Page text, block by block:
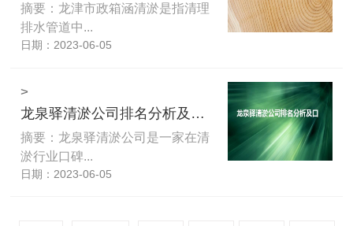
摘要：龙津市政箱涵清淤是指清理
排水管道中...
日期：2023-06-05
>
龙泉驿清淤公司排名分析及口碑测评
摘要：龙泉驿清淤公司是一家在清
淤行业口碑...
日期：2023-06-05